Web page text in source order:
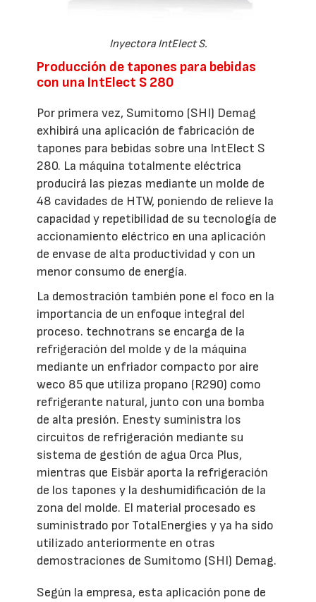
Inyectora IntElect S.
Producción de tapones para bebidas
con una IntElect S 280
Por primera vez, Sumitomo (SHI) Demag
exhibirá una aplicación de fabricación de
tapones para bebidas sobre una IntElect S
280. La máquina totalmente eléctrica
producirá las piezas mediante un molde de
48 cavidades de HTW, poniendo de relieve la
capacidad y repetibilidad de su tecnología de
accionamiento eléctrico en una aplicación
de envase de alta productividad y con un
menor consumo de energía.
La demostración también pone el foco en la
importancia de un enfoque integral del
proceso. technotrans se encarga de la
refrigeración del molde y de la máquina
mediante un enfriador compacto por aire
weco 85 que utiliza propano (R290) como
refrigerante natural, junto con una bomba
de alta presión. Enesty suministra los
circuitos de refrigeración mediante su
sistema de gestión de agua Orca Plus,
mientras que Eisbär aporta la refrigeración
de los tapones y la deshumidificación de la
zona del molde. El material procesado es
suministrado por TotalEnergies y ya ha sido
utilizado anteriormente en otras
demostraciones de Sumitomo (SHI) Demag.
Según la empresa, esta aplicación pone de